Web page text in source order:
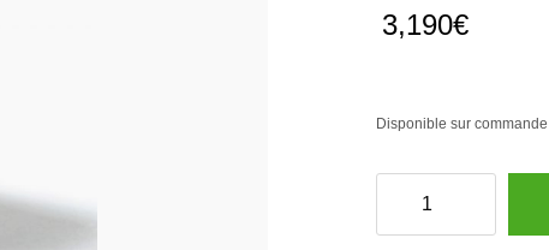
3,190€
Disponible sur commande
Bague